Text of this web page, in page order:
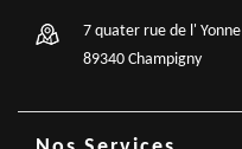
7 quater rue de l' Yonne
89340 Champigny